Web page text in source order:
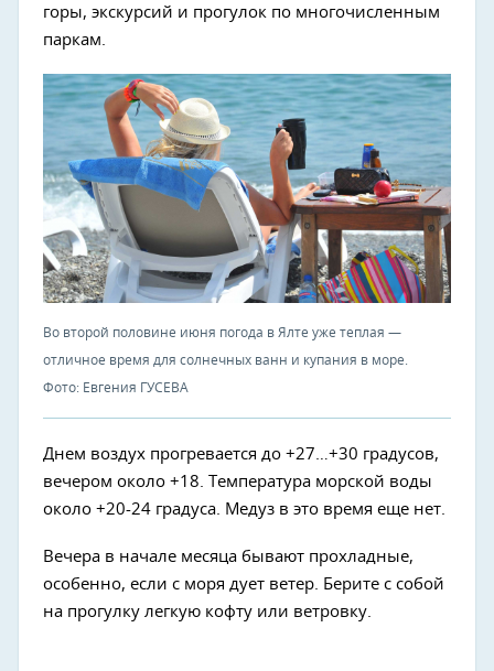
горы, экскурсий и прогулок по многочисленным
паркам.
Во второй половине июня погода в Ялте уже теплая —
отличное время для солнечных ванн и купания в море.
Фото: Евгения ГУСЕВА
Днем воздух прогревается до +27…+30 градусов,
вечером около +18. Температура морской воды
около +20-24 градуса. Медуз в это время еще нет.
Вечера в начале месяца бывают прохладные,
особенно, если с моря дует ветер. Берите с собой
на прогулку легкую кофту или ветровку.